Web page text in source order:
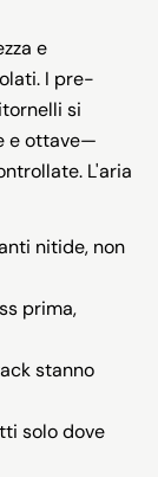
e
I pre-
si
e ottave—
L'aria
nitide, non
prima,
stanno
solo dove